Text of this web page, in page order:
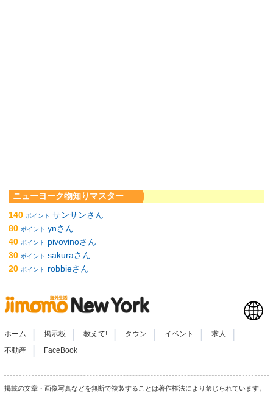
ニューヨーク物知りマスター
140 ポイント サンサンさん
80 ポイント ynさん
40 ポイント
pivovinoさん
30 ポイント sakuraさん
20 ポイント robbieさん
ホーム 掲示板 教えて! タウン イベント 求人
不動産 FaceBook
掲載の文章・画像写真などを無断で複製することは著作権法により禁じられています。